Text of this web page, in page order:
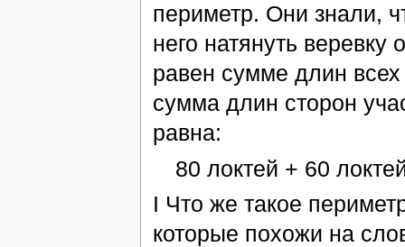
периметр. Они знали,
него натянуть
равен сумме длин всех
сумма длин сторон
равна:
80 локтей + 60
I Что же такое
которые похожи на